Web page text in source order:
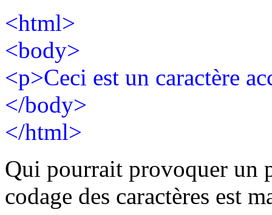
<html>
<body>
<p>Ceci est un caractère
</body>
</html>
Qui pourrait provoquer un
codage des caractères est